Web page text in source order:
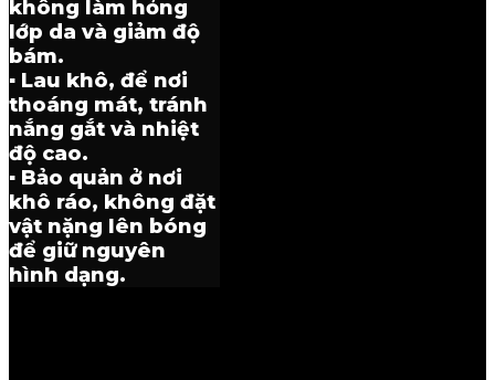
không làm hỏng
lớp da và giảm độ
bám.
▪ Lau khô, để nơi
thoáng mát, tránh
nắng gắt và nhiệt
độ cao.
▪ Bảo quản ở nơi
khô ráo, không đặt
vật nặng lên bóng
để giữ nguyên
hình dạng.